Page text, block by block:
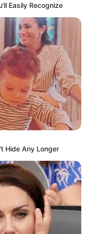
Easily Recognize
Hide Any Longer